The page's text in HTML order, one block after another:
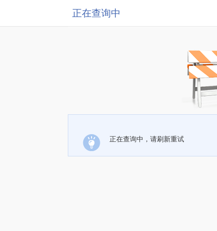
正在查询中
正在查询中，请刷新重试